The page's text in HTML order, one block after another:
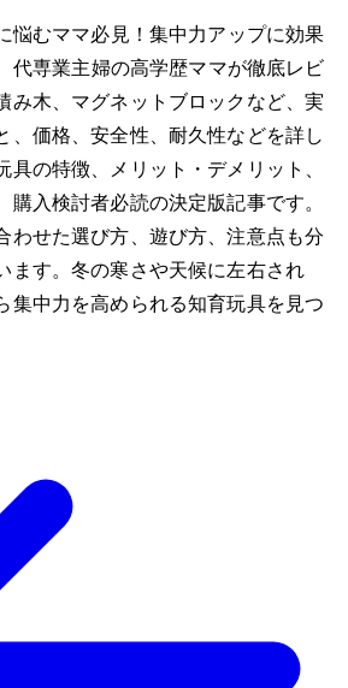
悩むママ必見！集中力アップに効果
代専業主婦の高学歴ママが徹底レビ
み木、マグネットブロックなど、実
、価格、安全性、耐久性などを詳し
具の特徴、メリット・デメリット、
購入検討者必読の決定版記事です。
わせた選び方、遊び方、注意点も分
ます。冬の寒さや天候に左右され
集中力を高められる知育玩具を見つ